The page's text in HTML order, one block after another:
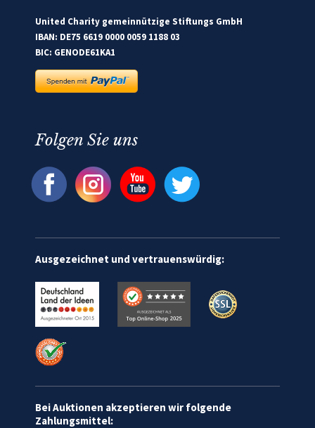
United Charity gemeinnützige Stiftungs GmbH
IBAN: DE75 6619 0000 0059 1188 03
BIC: GENODE61KA1
Folgen Sie uns
Ausgezeichnet und vertrauenswürdig:
Bei Auktionen akzeptieren wir folgende
Zahlungsmittel: